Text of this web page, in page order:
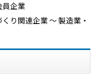
員企業
り関連企業 ～ 製造業・